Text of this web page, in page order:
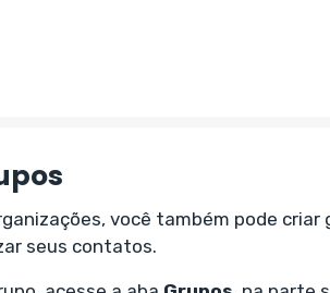
você também pode criar
seus contatos.